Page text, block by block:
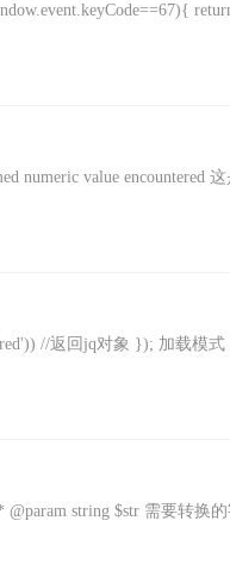
numeric value encountered 这
//返回jq对象 }); 加载模式
string $str 需要转换